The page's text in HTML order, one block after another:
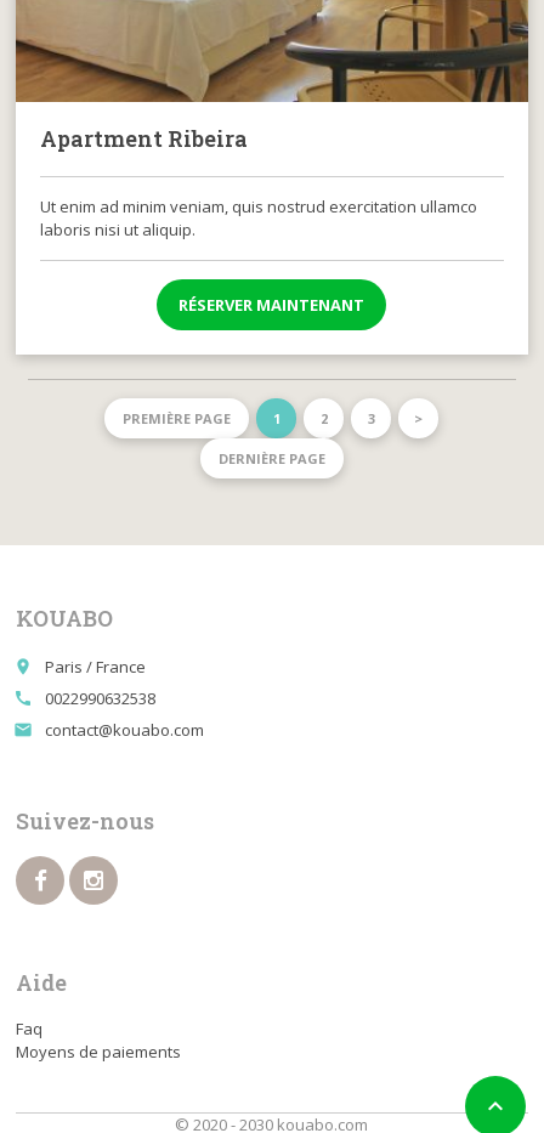
Apartment Ribeira
Ut enim ad minim veniam, quis nostrud exercitation ullamco
laboris nisi ut aliquip.
RÉSERVER MAINTENANT
PREMIÈRE PAGE 1 2 3 >
DERNIÈRE PAGE

KOUABO
place Paris / France
call 0022990632538
email contact@kouabo.com
Suivez-nous
Aide
Faq
Moyens de paiements
© 2020 - 2030 kouabo.com